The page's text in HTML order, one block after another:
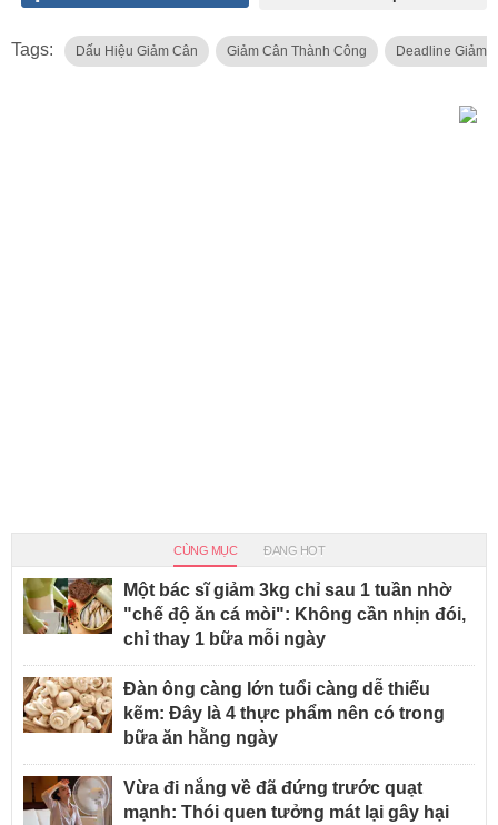
Tags: Dấu Hiệu Giảm Cân Giảm Cân Thành Công Deadline Giảm
CÙNG MỤC ĐANG HOT
Một bác sĩ giảm 3kg chỉ sau 1 tuần nhờ
"chế độ ăn cá mòi": Không cần nhịn đói,
chỉ thay 1 bữa mỗi ngày
Đàn ông càng lớn tuổi càng dễ thiếu
kẽm: Đây là 4 thực phẩm nên có trong
bữa ăn hằng ngày
Vừa đi nắng về đã đứng trước quạt
mạnh: Thói quen tưởng mát lại gây hại